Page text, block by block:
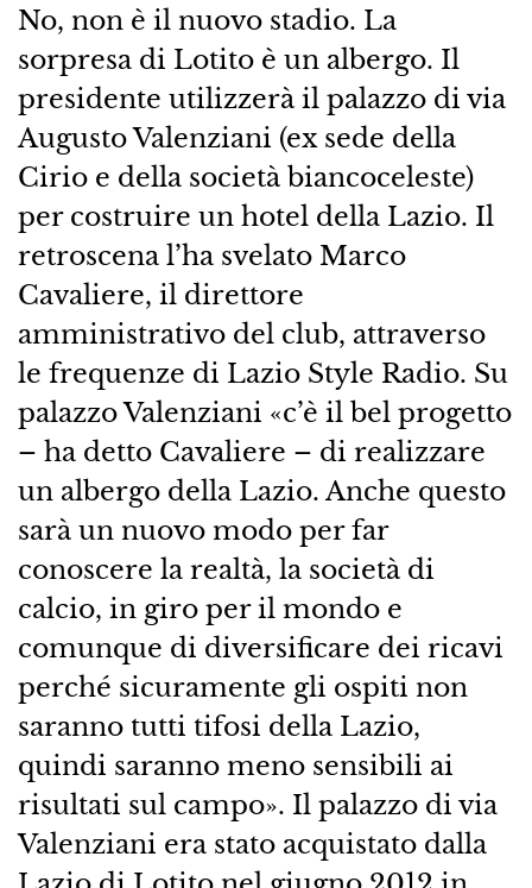
No, non è il nuovo stadio. La
sorpresa di Lotito è un albergo. Il
presidente utilizzerà il palazzo di via
Augusto Valenziani (ex sede della
Cirio e della società biancoceleste)
per costruire un hotel della Lazio. Il
retroscena l’ha svelato Marco
Cavaliere, il direttore
amministrativo del club, attraverso
le frequenze di Lazio Style Radio. Su
palazzo Valenziani «c’è il bel progetto
– ha detto Cavaliere – di realizzare
un albergo della Lazio. Anche questo
sarà un nuovo modo per far
conoscere la realtà, la società di
calcio, in giro per il mondo e
comunque di diversificare dei ricavi
perché sicuramente gli ospiti non
saranno tutti tifosi della Lazio,
quindi saranno meno sensibili ai
risultati sul campo». Il palazzo di via
Valenziani era stato acquistato dalla